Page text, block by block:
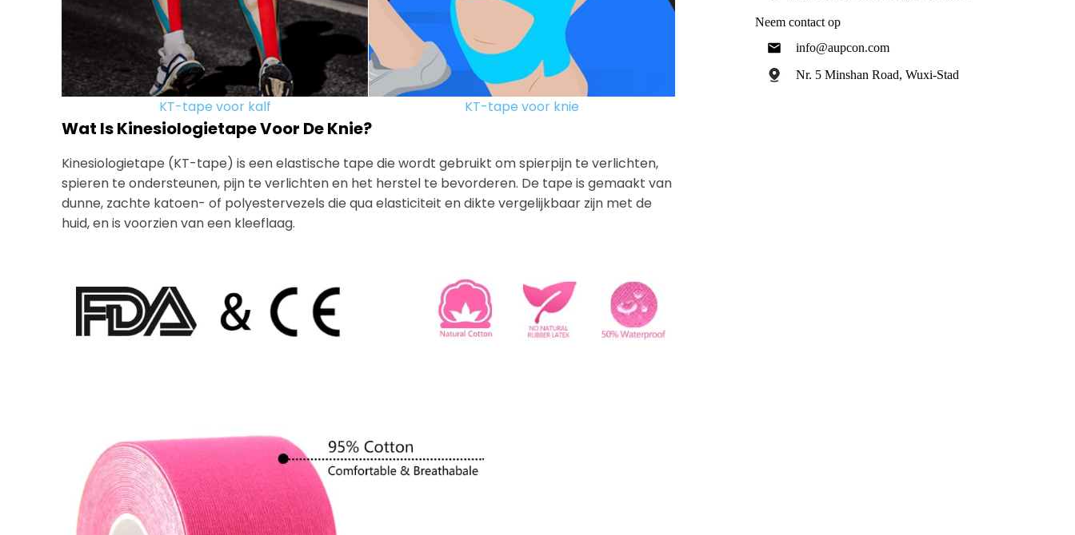
KT-tape voor kalf KT-tape voor knie
Wat Is Kinesiologietape Voor De Knie?
Kinesiologietape (KT-tape) is een elastische tape die wordt gebruikt om spierpijn te verlichten,
spieren te ondersteunen, pijn te verlichten en het herstel te bevorderen. De tape is gemaakt van
dunne, zachte katoen- of polyestervezels die qua elasticiteit en dikte vergelijkbaar zijn met de
huid, en is voorzien van een kleeflaag.
Neem contact op
info@aupcon.com
Nr. 5 Minshan Road, Wuxi-Stad